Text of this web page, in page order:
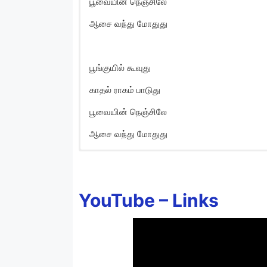
ஆசை வந்து மோதுது
பூங்குயில் கூவுது
காதல் ராகம் பாடுது
பூவையின் நெஞ்சிலே
ஆசை வந்து மோதுது
Kaadhal raagam paadudhu
YouTube – Links